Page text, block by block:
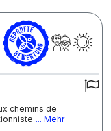
chemins de
... Mehr